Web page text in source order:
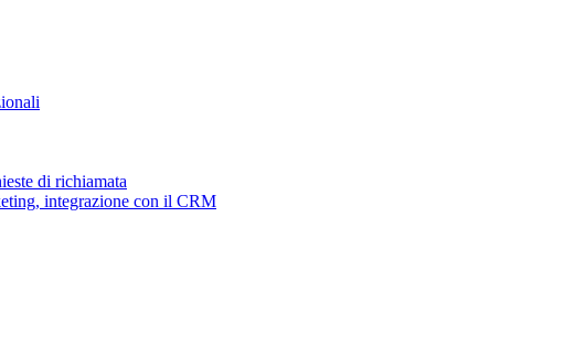
di richiamata
integrazione con il CRM